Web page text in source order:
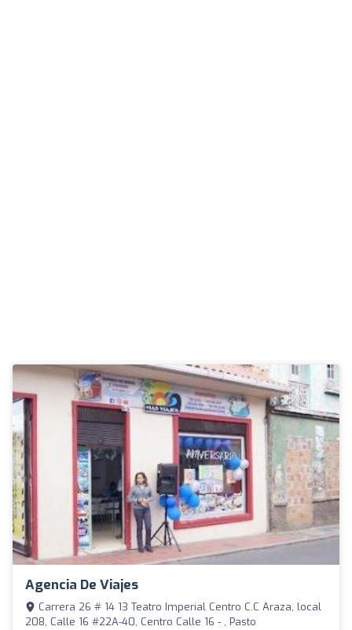
Agencia De Viajes
Carrera 26 # 14 13 Teatro Imperial Centro C.C Araza, local
208, Calle 16 #22A-40, Centro Calle 16 - , Pasto